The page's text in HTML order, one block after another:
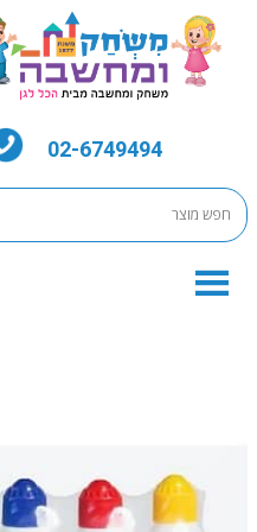
02-6749494